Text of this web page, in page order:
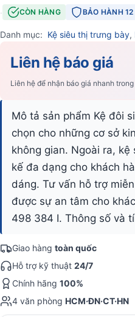
· CÒN HÀNG BẢO HÀNH
Danh mục: Kệ siêu thị trưng bày,
Liên hệ báo giá
Liên hệ để nhận báo giá nhanh
Mô tả sản phẩm Kệ đôi
chọn cho những cơ sở
không gian. Ngoài ra,
kế đa dạng cho khách
dáng. Tư vấn hỗ trợ
được sự an tâm cho
498 384 I. Thông số và
Giao hàng toàn quốc
Hỗ trợ kỹ thuật 24/7
Chính hãng 100%
4 văn phòng HCM·ĐN·CT·HN